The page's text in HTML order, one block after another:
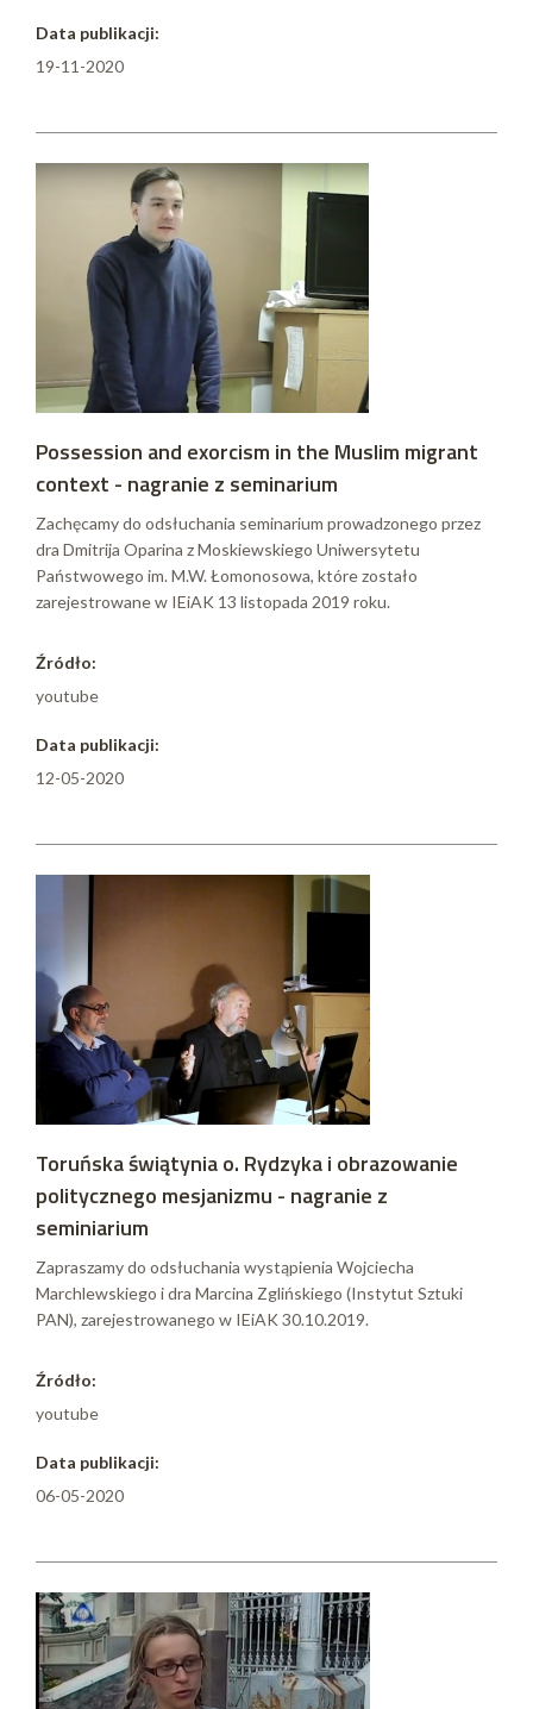
Data publikacji:
19-11-2020
Possession and exorcism in the Muslim migrant
context - nagranie z seminarium
Zachęcamy do odsłuchania seminarium prowadzonego przez
dra Dmitrija Oparina z Moskiewskiego Uniwersytetu
Państwowego im. M.W. Łomonosowa, które zostało
zarejestrowane w IEiAK 13 listopada 2019 roku.
Źródło:
youtube
Data publikacji:
12-05-2020
Toruńska świątynia o. Rydzyka i obrazowanie
politycznego mesjanizmu - nagranie z
seminiarium
Zapraszamy do odsłuchania wystąpienia Wojciecha
Marchlewskiego i dra Marcina Zglińskiego (Instytut Sztuki
PAN), zarejestrowanego w IEiAK 30.10.2019.
Źródło:
youtube
Data publikacji:
06-05-2020